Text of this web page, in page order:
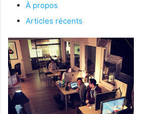
À propos
Articles récents